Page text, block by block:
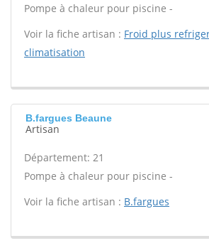
Pompe à chaleur pour piscine -
Voir la fiche artisan : Froid plus
climatisation
B.fargues Beaune
Artisan
Département: 21
Pompe à chaleur pour piscine -
Voir la fiche artisan : B.fargues